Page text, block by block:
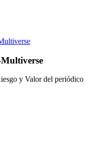
y Valor del periódico